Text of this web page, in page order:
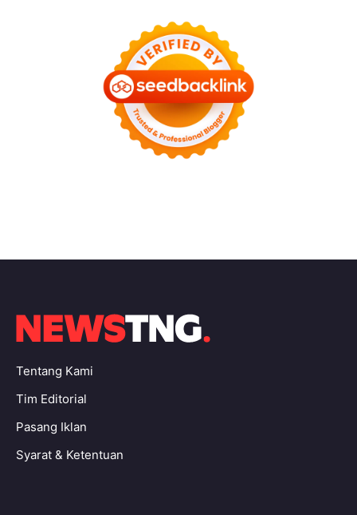
Tentang Kami
Tim Editorial
Pasang Iklan
Syarat & Ketentuan